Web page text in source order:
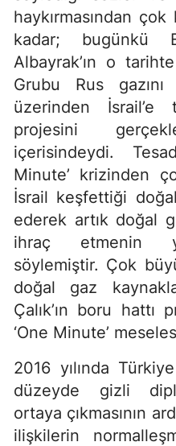
haykırmasından
kadar; bugünkü
Albayrak’ın o
Grubu Rus
üzerinden İsrail’e
projesini
içerisindeydi.
Minute’ krizinden
İsrail keşfettiği
ederek artık doğal
ihraç etmenin
söylemiştir. Çok
doğal gaz
Çalık’ın boru hattı
‘One Minute’
2016 yılında
düzeyde gizli
ortaya çıkmasının
ilişkilerin